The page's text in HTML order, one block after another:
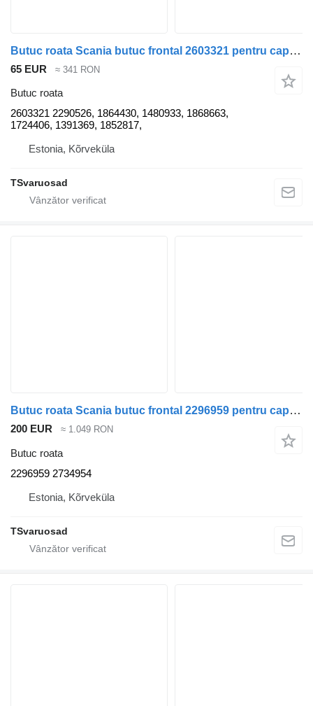
Butuc roata Scania butuc frontal 2603321 pentru cap tractor Scania R440
65 EUR ≈ 341 RON
Butuc roata
2603321 2290526, 1864430, 1480933, 1868663,
1724406, 1391369, 1852817,
Estonia, Kõrveküla
TSvaruosad
Butuc roata Scania butuc frontal 2296959 pentru cap tractor Scania R500
200 EUR ≈ 1.049 RON
Butuc roata
2296959 2734954
Estonia, Kõrveküla
TSvaruosad